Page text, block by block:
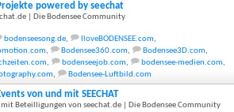
powered by seechat
| Die Bodensee Community
bodenseesong.de, IloveBODENSEE.com,
, Bodensee360.com, Bodensee3D.com,
, bodenseejob.com, bodensee-medien.com,
, Bodensee-Luftbild.com
von und mit SEECHAT
Beteilligungen von seechat.de | Die Bodensee Community